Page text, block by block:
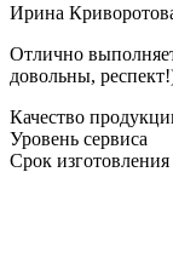
Ирина
Отлично
довольны,
Качество
Уровень сервиса
Срок изготовления